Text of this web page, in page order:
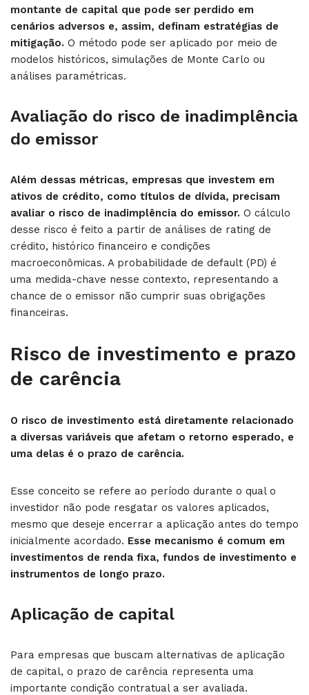
montante de capital que pode ser perdido em
cenários adversos e, assim, definam estratégias de
mitigação. O método pode ser aplicado por meio de
modelos históricos, simulações de Monte Carlo ou
análises paramétricas.
Avaliação do risco de inadimplência
do emissor
Além dessas métricas, empresas que investem em
ativos de crédito, como títulos de dívida, precisam
avaliar o risco de inadimplência do emissor. O cálculo
desse risco é feito a partir de análises de rating de
crédito, histórico financeiro e condições
macroeconômicas. A probabilidade de default (PD) é
uma medida-chave nesse contexto, representando a
chance de o emissor não cumprir suas obrigações
financeiras.
Risco de investimento e prazo
de carência
O risco de investimento está diretamente relacionado
a diversas variáveis que afetam o retorno esperado, e
uma delas é o prazo de carência.
Esse conceito se refere ao período durante o qual o
investidor não pode resgatar os valores aplicados,
mesmo que deseje encerrar a aplicação antes do tempo
inicialmente acordado. Esse mecanismo é comum em
investimentos de renda fixa, fundos de investimento e
instrumentos de longo prazo.
Aplicação de capital
Para empresas que buscam alternativas de aplicação
de capital, o prazo de carência representa uma
importante condição contratual a ser avaliada.